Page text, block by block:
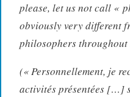
please, let us not call «
obviously very different
philosophers
(« Personnellement, je
activités présentées […]